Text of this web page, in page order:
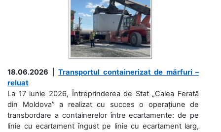
18.06.2026
Transportul containerizat de mărfuri –
reluat
La 17 iunie 2026, Întreprinderea de Stat „Calea Ferată
din Moldova” a realizat cu succes o operațiune de
transbordare a containerelor între ecartamente: de pe
linie cu ecartament îngust pe linie cu ecartament larg,